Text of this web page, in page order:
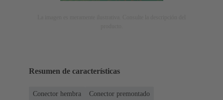
Resumen de características
Conector hembra
Conector premontado